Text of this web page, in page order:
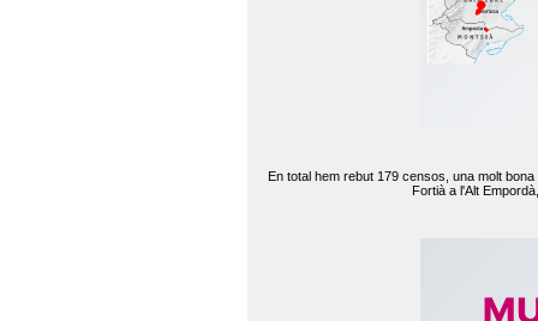
En total hem rebut 179 censos, una molt
Fortià a l'Alt